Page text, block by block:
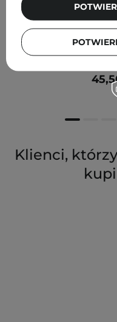
PROMOCJA
TIRTIR - Mask Fit
do Twarzy w
Klienci,